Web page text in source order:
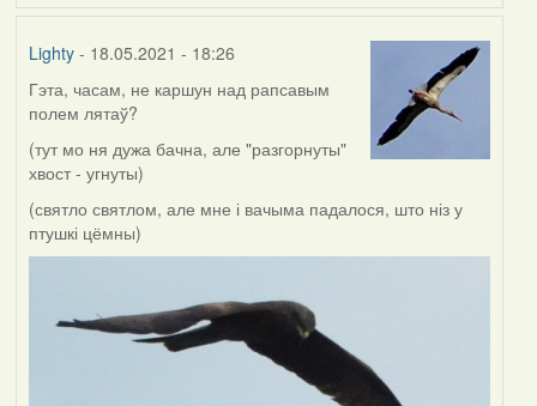
Lighty- 18.05.2021 - 18:26
Гэта, часам, не каршун над рапсавым
полем лятаў?
(тут мо ня дужа бачна, але "разгорнуты"
хвост - угнуты)
(святло святлом, але мне і вачыма падалося, што ніз у
птушкі цёмны)